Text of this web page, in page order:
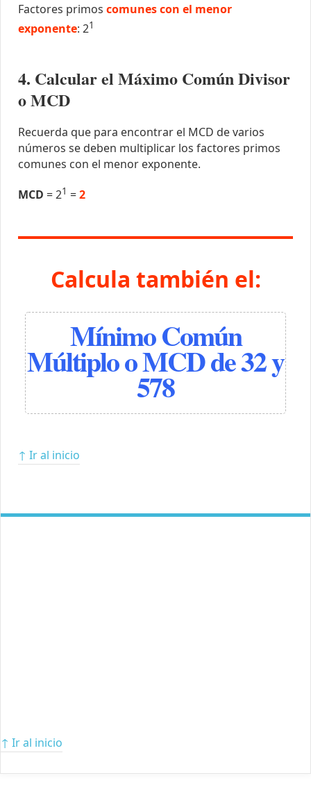
Factores primos comunes con el menor
exponente: 21
4. Calcular el Máximo Común Divisor
o MCD
Recuerda que para encontrar el MCD de varios
números se deben multiplicar los factores primos
comunes con el menor exponente.
MCD = 21 =2
Calcula también el:
Mínimo Común
Múltiplo o MCD de 32 y
578
↑ Ir al inicio
↑ Ir al inicio